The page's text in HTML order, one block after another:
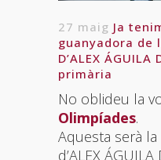
27 maig Ja
guanyadora de
D’ALEX ÁGUILA
primària
No oblideu la
Olimpíades.
Aquesta serà
d’ALEX